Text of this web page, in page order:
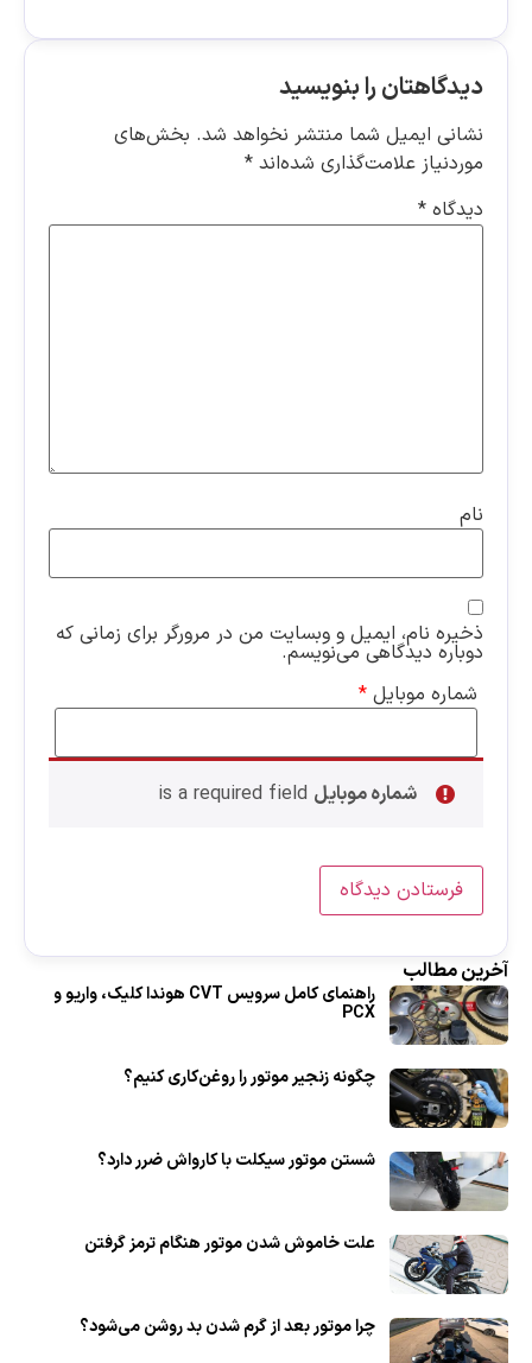
دیدگاهتان را بنویسید
نشانی ایمیل شما منتشر نخواهد شد. بخش‌های
موردنیاز علامت‌گذاری شده‌اند *
دیدگاه *
نام
ذخیره نام، ایمیل و وبسایت من در مرورگر برای زمانی که
دوباره دیدگاهی می‌نویسم.
شماره موبایل *
شماره موبایل
آخرین مطالب
راهنمای کامل سرویس CVT هوندا کلیک، واریو و
PCX
چگونه زنجیر موتور را روغن‌کاری کنیم؟
شستن موتور سیکلت با کارواش ضرر دارد؟
علت خاموش شدن موتور هنگام ترمز گرفتن
چرا موتور بعد از گرم شدن بد روشن می‌شود؟